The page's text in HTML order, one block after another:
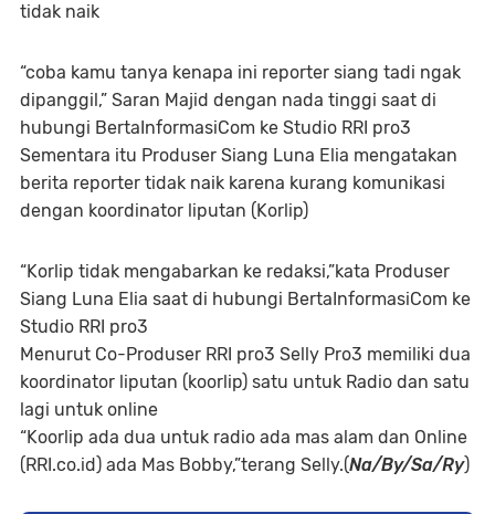
tidak naik
“coba kamu tanya kenapa ini reporter siang tadi ngak
dipanggil,” Saran Majid dengan nada tinggi saat di
hubungi BertaInformasiCom ke Studio RRI pro3
Sementara itu Produser Siang Luna Elia mengatakan
berita reporter tidak naik karena kurang komunikasi
dengan koordinator liputan (Korlip)
“Korlip tidak mengabarkan ke redaksi,”kata Produser
Siang Luna Elia saat di hubungi BertaInformasiCom ke
Studio RRI pro3
Menurut Co-Produser RRI pro3 Selly Pro3 memiliki dua
koordinator liputan (koorlip) satu untuk Radio dan satu
lagi untuk online
“Koorlip ada dua untuk radio ada mas alam dan Online
(RRI.co.id) ada Mas Bobby,”terang Selly.(Na/By/Sa/Ry)